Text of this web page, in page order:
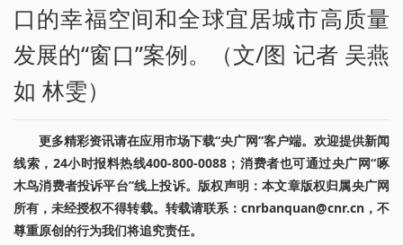
口的幸福空间和全球宜居城市高质量
发展的“窗口”案例。（文/图 记者 吴燕
如 林雯）
更多精彩资讯请在应用市场下载“央广网”客户端。欢迎提供新闻
线索，24小时报料热线400-800-0088；消费者也可通过央广网“啄
木鸟消费者投诉平台”线上投诉。版权声明：本文章版权归属央广网
所有，未经授权不得转载。转载请联系：cnrbanquan@cnr.cn，不
尊重原创的行为我们将追究责任。